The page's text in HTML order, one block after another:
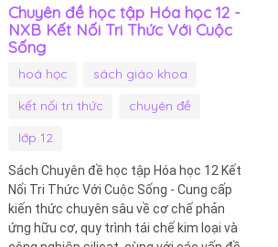
Chuyên đề học tập Hóa học 12 -
NXB Kết Nối Tri Thức Với Cuộc
Sống
hoá học
sách giáo khoa
kết nối tri thức
chuyên đề
lớp 12
Sách Chuyên đề học tập Hóa học 12 Kết
Nối Tri Thức Với Cuộc Sống - Cung cấp
kiến thức chuyên sâu về cơ chế phản
ứng hữu cơ, quy trình tái chế kim loại và